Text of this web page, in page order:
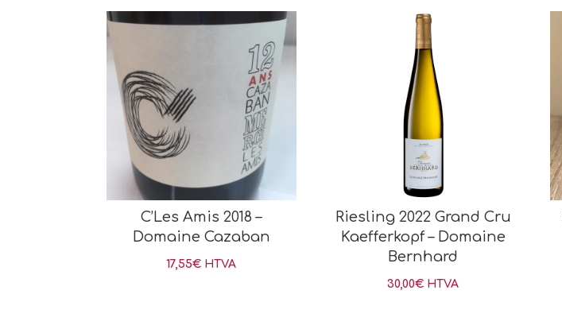
C’Les Amis 2018 –
Domaine Cazaban
17,55€ HTVA
Riesling 2022 Grand Cru
Kaefferkopf – Domaine
Bernhard
30,00€ HTVA